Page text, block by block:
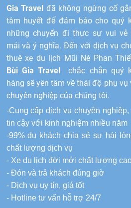
Gia Travel đã không ngừng cố
tâm huyết để đảm bảo cho quý
những chuyến đi thực sự vui vẻ
mái và ý nghĩa. Đến với dịch vụ
thuê xe du lịch Mũi Né Phan
Bùi Gia Travelchắc chắn quý
hàng sẽ yên tâm về thái độ phụ vụ
chuyên nghiệp của chúng tôi.
-Cung cấp dịch vụ chuyên nghiệp,
tin cậy với kinh nghiệm nhiều năm
-99% du khách chia sẻ sự hài
chất lượng dịch vụ
- Xe du lịch đời mới chất lượng
- Đón và trả khách đúng giờ
- Dịch vụ uy tín, giá tốt
- Hotline tư vấn hỗ trợ 24/7